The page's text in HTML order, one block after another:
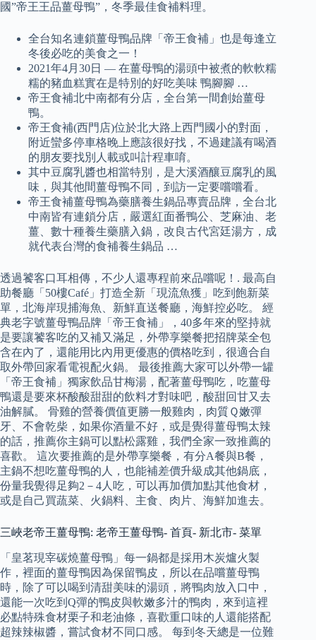
國”帝王王品薑母鴨”，冬季最佳食補料理。
全台知名連鎖薑母鴨品牌「帝王食補」也是每逢立
冬後必吃的美食之一！
2021年4月30日 — 在薑母鴨的湯頭中被煮的軟軟糯
糯的豬血糕實在是特別的好吃美味️️ 鴨腳腳 …
帝王食補北中南都有分店，全台第一間創始薑母
鴨。
帝王食補(西門店)位於北大路上西門國小的對面，
附近蠻多停車格晚上應該很好找，不過建議有喝酒
的朋友要找別人載或叫計程車唷。
其中豆腐乳醬也相當特別，是大溪酒釀豆腐乳的風
味，與其他間薑母鴨不同，到訪一定要嚐嚐看。
帝王食補薑母鴨為藥膳養生鍋品專賣品牌，全台北
中南皆有連鎖分店，嚴選紅面番鴨公、芝麻油、老
薑、數十種養生藥膳入鍋，改良古代宮廷湯方，成
就代表台灣的食補養生鍋品 …
透過饕客口耳相傳，不少人還專程前來品嚐呢！. 最高自
助餐廳「50樓Café」打造全新「現流魚獲」吃到飽新菜
單，北海岸現捕海魚、新鮮直送餐廳，海鮮控必吃。 經
典老字號薑母鴨品牌「帝王食補」，40多年來的堅持就
是要讓饕客吃的又補又滿足，外帶享樂餐把招牌菜全包
含在內了，還能用比內用更優惠的價格吃到，很適合自
取外帶回家看電視配火鍋。 最後推薦大家可以外帶一罐
「帝王食補」獨家飲品甘梅湯，配著薑母鴨吃，吃薑母
鴨還是要來杯酸酸甜甜的飲料才對味吧，酸甜回甘又去
油解膩。 骨雞的營養價值更勝一般雞肉，肉質Ｑ嫩彈
牙、不會乾柴，如果你酒量不好，或是覺得薑母鴨太辣
的話，推薦你主鍋可以點松露雞，我們全家一致推薦的
喜歡。 這次要推薦的是外帶享樂餐，有分A餐與B餐，
主鍋不想吃薑母鴨的人，也能補差價升級成其他鍋底，
份量我覺得足夠2－4人吃，可以再加價加點其他食材，
或是自己買蔬菜、火鍋料、主食、肉片、海鮮加進去。
三峽老帝王薑母鴨: 老帝王薑母鴨- 首頁- 新北市- 菜單
「皇茗現宰碳燒薑母鴨」每一鍋都是採用木炭爐火製
作，裡面的薑母鴨因為保留鴨皮，所以在品嚐薑母鴨
時，除了可以喝到清甜美味的湯頭，將鴨肉放入口中，
還能一次吃到Q彈的鴨皮與軟嫩多汁的鴨肉，來到這裡
必點特殊食材栗子和老油條，喜歡重口味的人還能搭配
超辣辣椒醬，嘗試食材不同口感。 每到冬天總是一位難